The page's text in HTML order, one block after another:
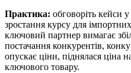
Практика: обговоріть кейси
зростання курсу для
ключовий партнер вимагає
постачання конкурентів,
опускає ціни, піднялася ціна
ключового товару.